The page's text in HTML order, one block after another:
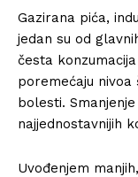
Gazirana pića,
jedan su od
česta
poremećaju
bolesti.
najjednostavnijih
Uvođenjem